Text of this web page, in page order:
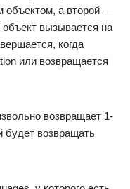
объектом, а второй —
вызывается на
когда
или возвращается
возвращает 1-
будет возвращать